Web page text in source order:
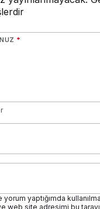
*
yaptığımda
web site adresimi bu